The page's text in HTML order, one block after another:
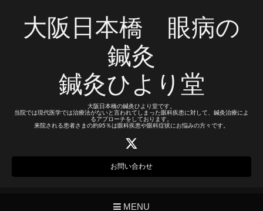
大阪日本橋 眼病の
鍼灸
鍼灸ひより堂
大阪日本橋の鍼灸ひより堂です。
当院では現代医学では治療法がないと言われてしまった眼科疾患に対して、鍼灸治療によ
るアプローチをしております。
来院される患者さまの約95％は眼科疾患や眼科症状にお悩みの方々です。
お問い合わせ
MENU